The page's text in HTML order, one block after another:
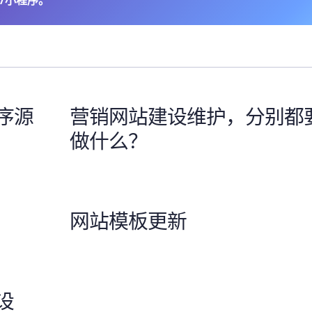
源
营销网站建设维护，分别都
做什么？
网站模板更新